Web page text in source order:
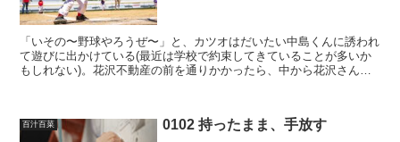
「いその〜野球やろうぜ〜」と、カツオはだいたい中島くんに誘われ
て遊びに出かけている(最近は学校で約束してきていることが多いか
もしれない)。花沢不動産の前を通りかかったら、中から花沢さんが
百汁百菜 0102 持ったまま、手放す